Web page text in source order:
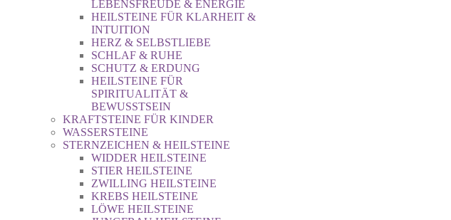
LEBENSFREUDE & ENERGIE
HEILSTEINE FÜR KLARHEIT &
INTUITION
HERZ & SELBSTLIEBE
SCHLAF & RUHE
SCHUTZ & ERDUNG
HEILSTEINE FÜR
SPIRITUALITÄT &
BEWUSSTSEIN
KRAFTSTEINE FÜR KINDER
WASSERSTEINE
STERNZEICHEN & HEILSTEINE
WIDDER HEILSTEINE
STIER HEILSTEINE
ZWILLING HEILSTEINE
KREBS HEILSTEINE
LÖWE HEILSTEINE